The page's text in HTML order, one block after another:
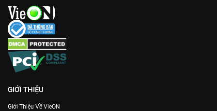
GIỚI THIỆU
Giới Thiệu Về VieON